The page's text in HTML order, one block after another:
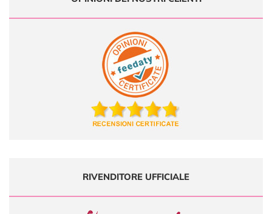
RIVENDITORE UFFICIALE